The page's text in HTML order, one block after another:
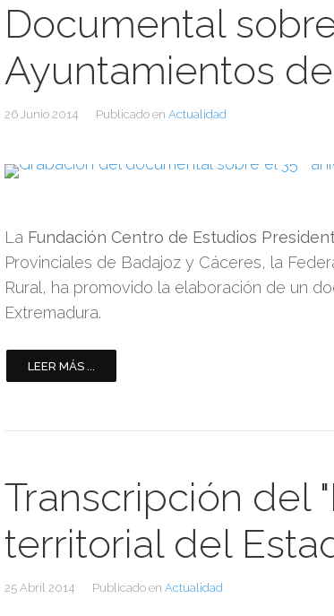
Documental
Ayuntamientos
26 Junio 2014 Publicado en Actualidad
La Fundación Centro de Estudios
Provinciales de Badajoz y Cáceres, la
Rural, ha promovido la elaboración de un
Extremadura.
LEER MÁS ...
Transcripción del
territorial del
25 Abril 2014 Publicado en Actualidad